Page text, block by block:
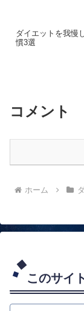
ダイエットを我慢
慣3選
コメント
ホーム
このサイ